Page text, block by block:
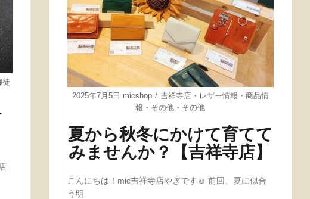
徒
2025年7月5日 micshop 吉祥寺店・ レザー情報 ・ 商品情
報 ・ その他 ・ その他
夏から秋冬にかけて育てて
みませんか？【吉祥寺店】
こんにちは！mic吉祥寺店やぎです☺ 前回、夏に似合
う明